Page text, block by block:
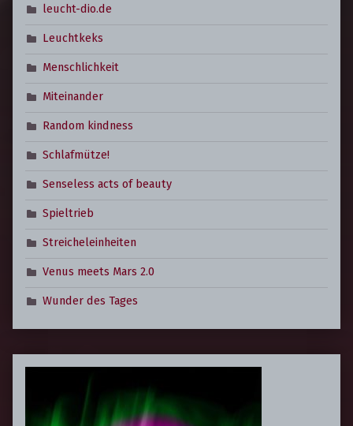
leucht-dio.de
Leuchtkeks
Menschlichkeit
Miteinander
Random kindness
Schlafmütze!
Senseless acts of beauty
Spieltrieb
Streicheleinheiten
Venus meets Mars 2.0
Wunder des Tages